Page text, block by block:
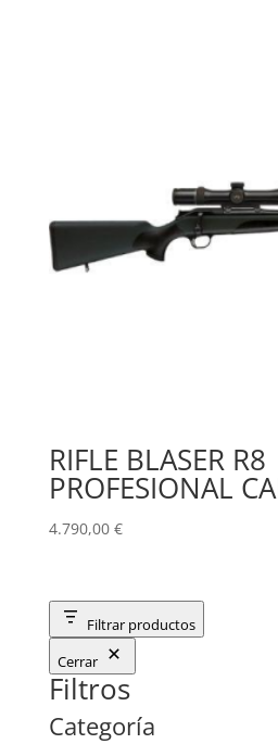
RIFLE BLASER R8
PROFESIONAL
4.790,00 €
Filtrar productos
Cerrar
Filtros
Categoría